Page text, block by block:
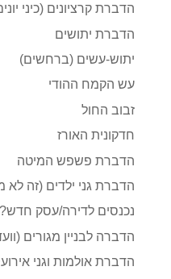
הדברת קרציונים (כיני
הדברת יתושים
יתוש-עשים (ברחשים)
עש הקמח ההודי
זבוב החול
חדקונית האורז
הדברת פשפש המיטה
הדברת גני ילדים (זה לא
נכנסים לדירה/עסק חדש?
הדברה לבניין מגורים
הדברת אולמות וגני